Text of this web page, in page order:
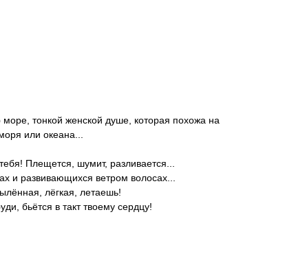
море, тонкой женской душе, которая похожа на
или океана...
Плещется, шумит, разливается...
и развивающихся ветром волосах...
лёгкая, летаешь!
бьётся в такт твоему сердцу!